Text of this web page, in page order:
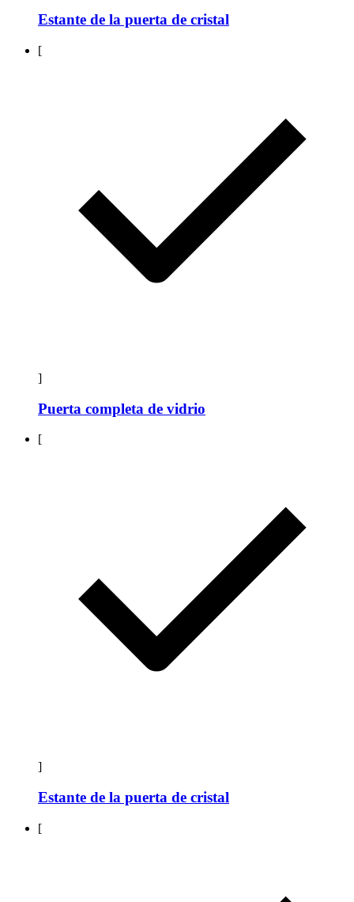
Estante de la puerta de cristal
[
]
Puerta completa de vidrio
[
]
Estante de la puerta de cristal
[